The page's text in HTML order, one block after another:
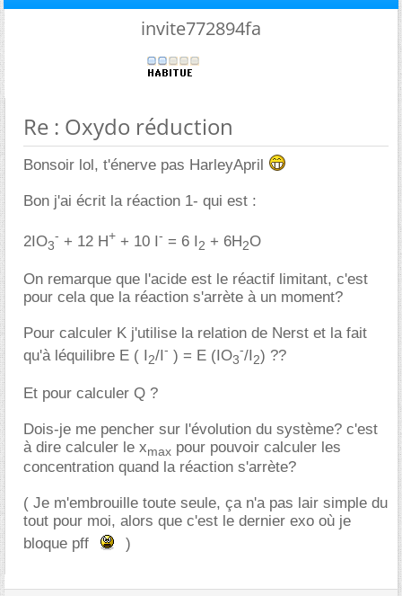
invite772894fa
Re : Oxydo réduction
Bonsoir lol, t'énerve pas HarleyApril
Bon j'ai écrit la réaction 1- qui est :
2IO3
- + 12 H+ + 10 I- = 6 I2 + 6H2O
On remarque que l'acide est le réactif limitant, c'est
pour cela que la réaction s'arrète à un moment?
Pour calculer K j'utilise la relation de Nerst et la fait
qu'à léquilibre E ( I2/I- ) = E (IO3
-/I2) ??
Et pour calculer Q ?
Dois-je me pencher sur l'évolution du système? c'est
à dire calculer le xmax pour pouvoir calculer les
concentration quand la réaction s'arrète?
( Je m'embrouille toute seule, ça n'a pas lair simple du
tout pour moi, alors que c'est le dernier exo où je
bloque pff
)